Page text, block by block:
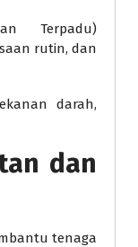
Terpadu)
rutin, dan
darah,
dan
tenaga